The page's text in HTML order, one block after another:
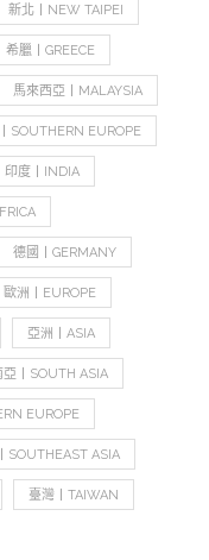
新北丨NEW TAIPEI
希臘丨GREECE
馬來西亞丨MALAYSIA
SOUTHERN EUROPE
印度丨INDIA
德國丨GERMANY
歐洲丨EUROPE
亞洲丨ASIA
亞丨SOUTH ASIA
EUROPE
SOUTHEAST ASIA
臺灣丨TAIWAN